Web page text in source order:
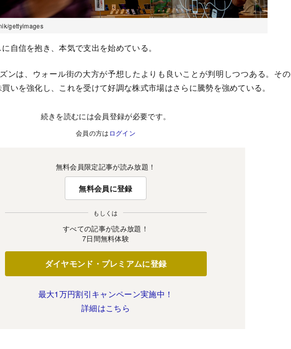
gettyimages
自信を抱き、本気で支出を始めている。
ンは、ウォール街の大方が予想したよりも良いことが判明しつつある。その
いを強化し、これを受けて好調な株式市場はさらに騰勢を強めている。
続きを読むには会員登録が必要です。
会員の方は ログイン
無料会員限定記事が読み放題！
無料会員に登録
もしくは
すべての記事が読み放題！
7日間無料体験
ダイヤモンド・プレミアムに登録
最大1万円割引キャンペーン実施中！
詳細はこちら